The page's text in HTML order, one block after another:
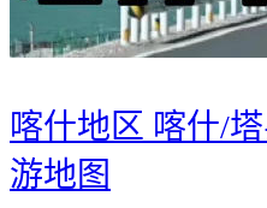
喀什地区 喀什/
游地图